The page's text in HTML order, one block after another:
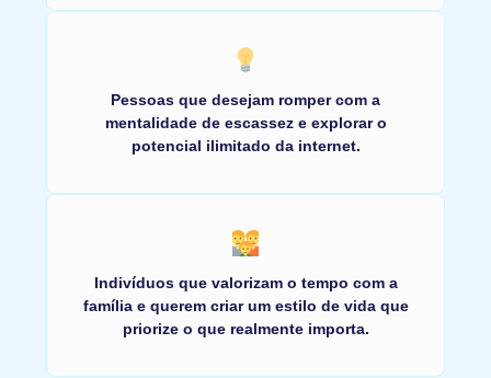
Pessoas que desejam romper com a
mentalidade de escassez e explorar o
potencial ilimitado da internet.
Indivíduos que valorizam o tempo com a
família e querem criar um estilo de vida que
priorize o que realmente importa.